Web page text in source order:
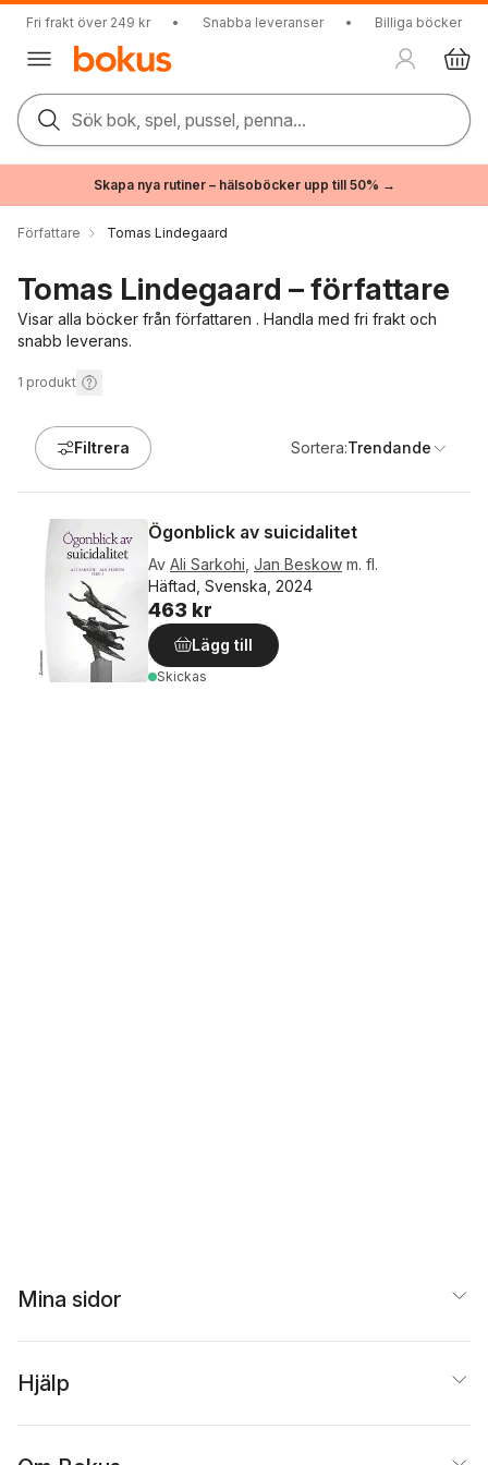
Fri frakt över 249 kr • Snabba leveranser • Billiga böcker
Sök bok, spel, pussel, penna...
Skapa nya rutiner – hälsoböcker upp till 50% →
Författare Tomas Lindegaard
Tomas Lindegaard – författare
Visar alla böcker från författaren . Handla med fri frakt och
snabb leverans.
1 produkt
Filtrera Sortera:Trendande
Ögonblick av suicidalitet
Av Ali Sarkohi Jan Beskow m. fl.
Häftad, Svenska, 2024
463 kr
Lägg till
Skickas
Mina sidor
Hjälp